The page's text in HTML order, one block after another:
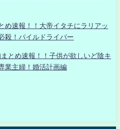
め速報！！大帝イタチにラリアッ
殺！パイルドライバー
とめ速報！！子供が欲しいど陰キ
業主婦！婚活計画編